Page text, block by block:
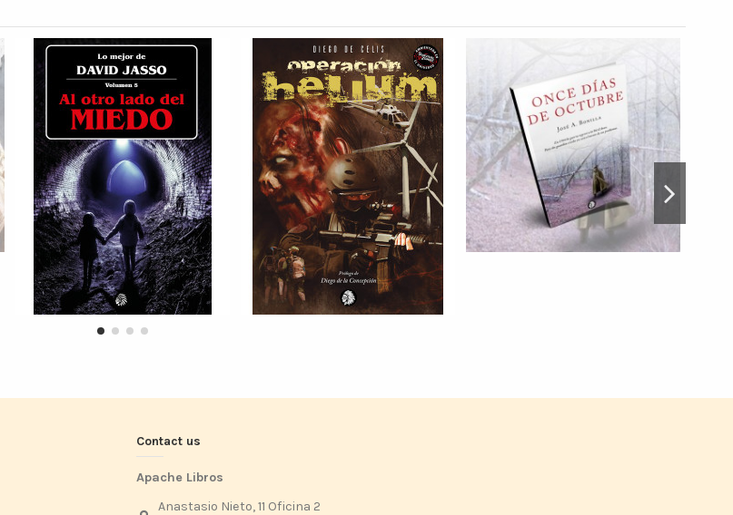
Contact us
Apache Libros
Anastasio Nieto, 11 Oficina 2